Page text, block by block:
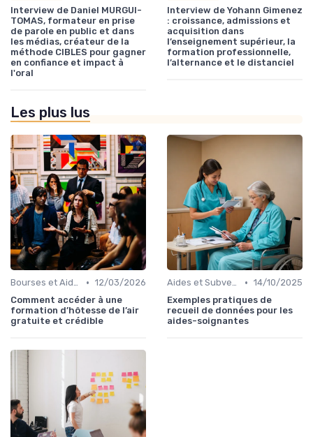
Interview de Daniel MURGUI-
TOMAS, formateur en prise
de parole en public et dans
les médias, créateur de la
méthode CIBLES pour gagner
en confiance et impact à
l'oral
Interview de Yohann Gimenez
: croissance, admissions et
acquisition dans
l’enseignement supérieur, la
formation professionnelle,
l’alternance et le distanciel
Les plus lus
Bourses et Aides Étudiantes • 12/03/2026
Comment accéder à une
formation d’hôtesse de l’air
gratuite et crédible
Aides et Subventions pour la Formation • 14/10/2025
Exemples pratiques de
recueil de données pour les
aides-soignantes